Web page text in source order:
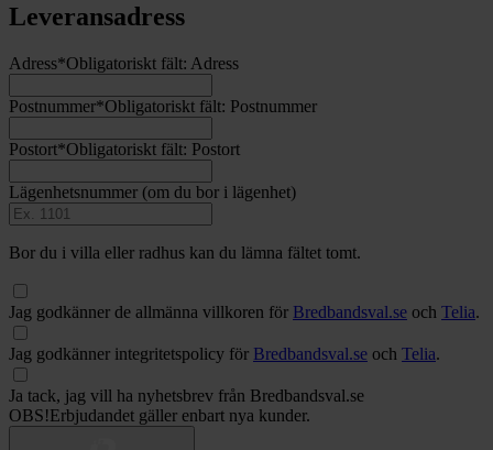
Leveransadress
Adress*Obligatoriskt fält: Adress
Postnummer*Obligatoriskt fält: Postnummer
Postort*Obligatoriskt fält: Postort
Lägenhetsnummer (om du bor i lägenhet)
Bor du i villa eller radhus kan du lämna fältet tomt.
Jag godkänner de allmänna villkoren för Bredbandsval.se och Telia.
Jag godkänner integritetspolicy för Bredbandsval.se och Telia.
Ja tack, jag vill ha nyhetsbrev från Bredbandsval.se
OBS!Erbjudandet gäller enbart nya kunder.